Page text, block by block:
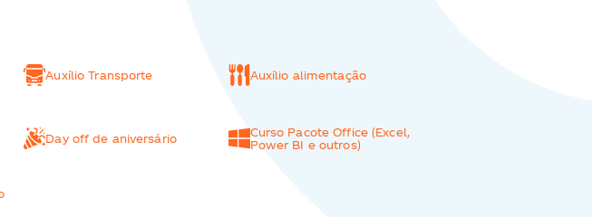
Auxílio Transporte Auxílio alimentação
Day off de aniversário
Curso Pacote Office (Excel,
Power BI e outros)